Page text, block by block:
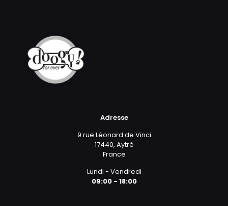
Adresse
9 rue Léonard de Vinci
17440, Aytré
France
Lundi - Vendredi
09:00 - 18:00